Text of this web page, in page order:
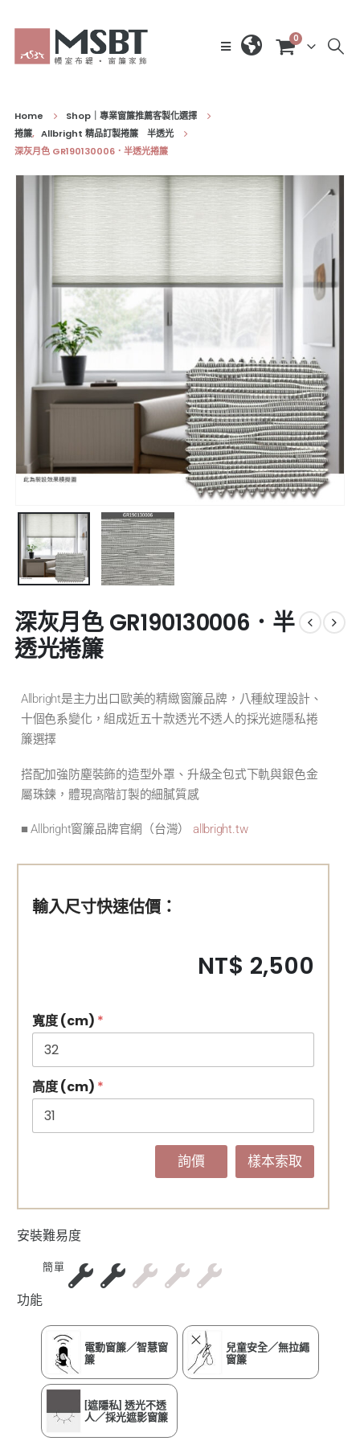
0
Home
Shop｜專業窗簾推薦客製化選擇
捲簾, Allbright 精品訂製捲簾 半透光
深灰月色 GR190130006．半透光捲簾
深灰月色 GR190130006．半
透光捲簾
Allbright是主力出口歐美的精緻窗簾品牌，八種紋理設計、
十個色系變化，組成近五十款透光不透人的採光遮隱私捲
簾選擇
搭配加強防塵裝飾的造型外罩、升級全包式下軌與銀色金
屬珠鍊，體現高階訂製的細膩質感
■ Allbright窗簾品牌官網（台灣）allbright.tw
輸入尺寸快速估價：
NT$ 2,500
寬度 (cm) *
高度 (cm) *
詢價 樣本索取
安裝難易度
簡單
功能
電動窗簾／智慧窗
簾
兒童安全／無拉繩
窗簾
[遮隱私] 透光不透
人／採光遮影窗簾